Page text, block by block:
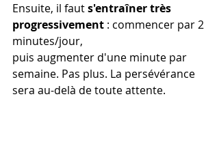
Ensuite, il faut s'entraîner très
progressivement : commencer par 2
minutes/jour,
puis augmenter d'une minute par
semaine. Pas plus. La persévérance
sera au-delà de toute attente.